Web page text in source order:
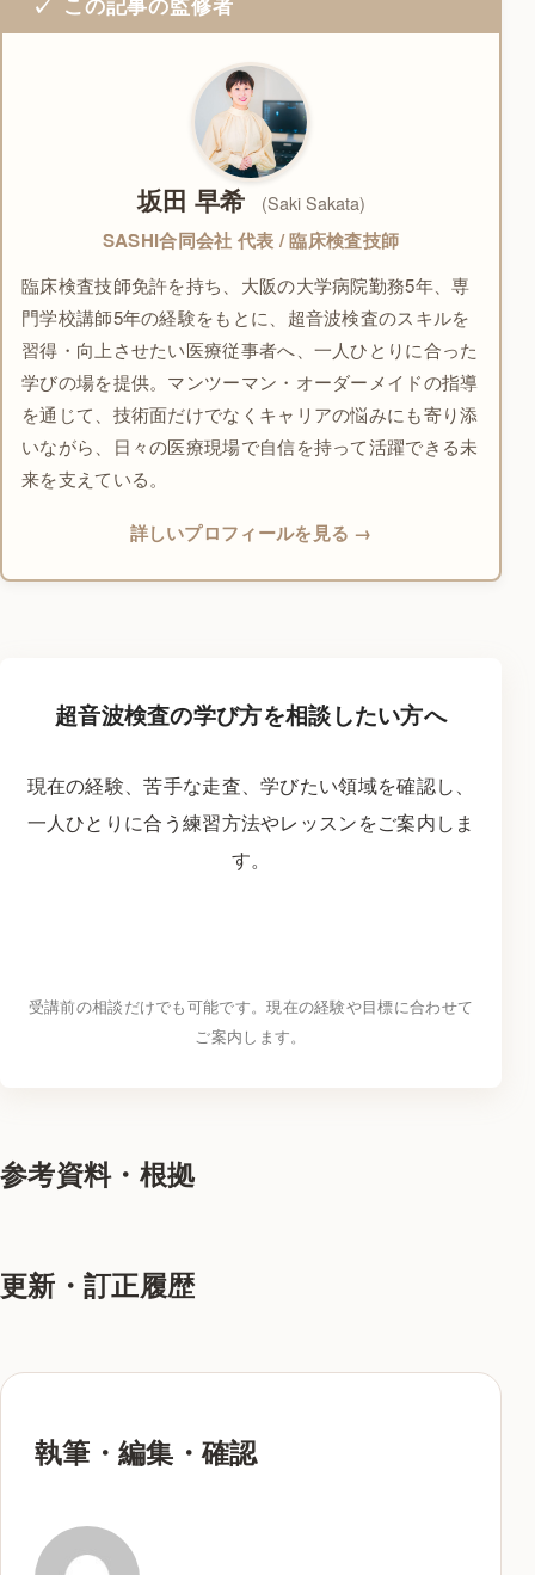
坂田 早希 (Saki Sakata)
SASHI合同会社 代表 / 臨床検査技師
臨床検査技師免許を持ち、大阪の大学病院勤務5年、専
門学校講師5年の経験をもとに、超音波検査のスキルを
習得・向上させたい医療従事者へ、一人ひとりに合った
学びの場を提供。マンツーマン・オーダーメイドの指導
を通じて、技術面だけでなくキャリアの悩みにも寄り添
いながら、日々の医療現場で自信を持って活躍できる未
来を支えている。
詳しいプロフィールを見る
超音波検査の学び方を相談したい方へ
現在の経験、苦手な走査、学びたい領域を確認し、
一人ひとりに合う練習方法やレッスンをご案内しま
す。
受講前の相談だけでも可能です。現在の経験や目標に合わせて
ご案内します。
参考資料・根拠
更新・訂正履歴
執筆・編集・確認